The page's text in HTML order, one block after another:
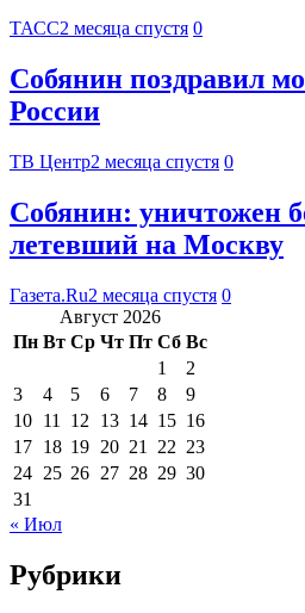
ТАСС2 месяца спустя 0
Собянин поздравил
России
ТВ Центр2 месяца спустя 0
Собянин: уничтожен
летевший на Москву
Газета.Ru2 месяца спустя 0
Август 2026
Пн Вт Ср Чт Пт Сб Вс
1
2
3
4 5 6 7 8
9
10 11 12 13 14 15 16
17 18 19 20 21 22 23
24 25 26 27 28 29 30
31
« Июл
Рубрики